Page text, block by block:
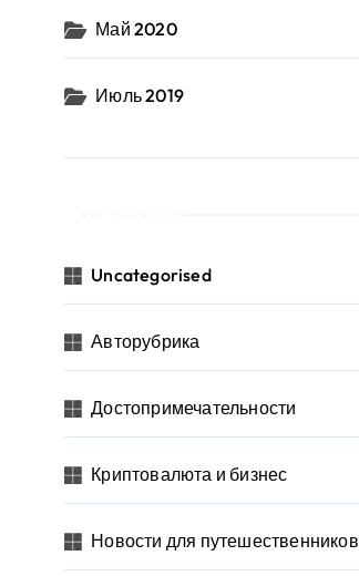
Май 2020
Июль 2019
Uncategorised
Авторубрика
Достопримечательности
Криптовалюта и бизнес
Новости для путешественников